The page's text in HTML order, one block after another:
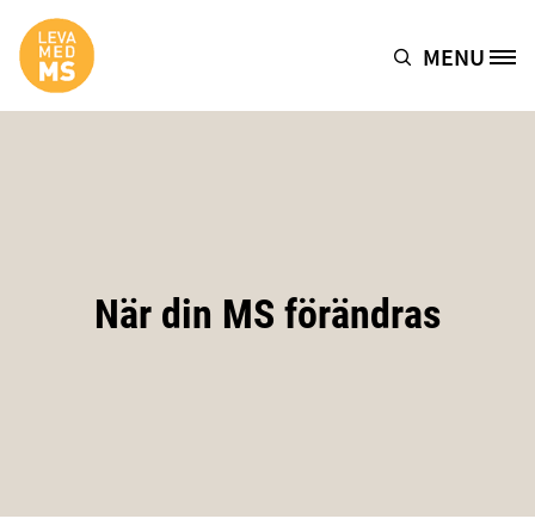
Site Logo MENU
När din MS förändras